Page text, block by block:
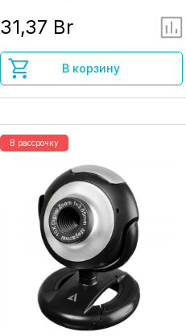
31,37 Br
В корзину
В рассрочку